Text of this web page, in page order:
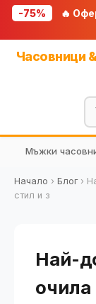
-75% 🔥
Часовници
Мъжки
Начало › Блог›
стил и з
Най-
очила